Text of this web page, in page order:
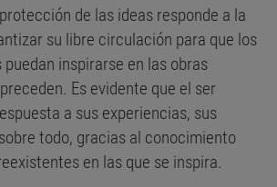
de las ideas responde a la
su libre circulación para que los
inspirarse en las obras
Es evidente que el ser
a sus experiencias, sus
todo, gracias al conocimiento
en las que se inspira.